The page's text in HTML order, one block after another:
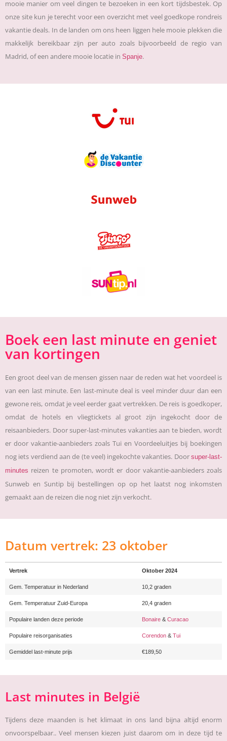
mooie manier om veel dingen te bezoeken in een kort tijdsbestek. Op
onze site kun je terecht voor een overzicht met veel goedkope rondreis
vakantie deals. In de landen om ons heen liggen hele mooie plekken die
makkelijk bereikbaar zijn per auto zoals bijvoorbeeld de regio van
Madrid, of een andere mooie locatie in Spanje.
Boek een last minute en geniet
van kortingen
Een groot deel van de mensen gissen naar de reden wat het voordeel is
van een last minute. Een last-minute deal is veel minder duur dan een
gewone reis, omdat je veel eerder gaat vertrekken. De reis is goedkoper,
omdat de hotels en vliegtickets al groot zijn ingekocht door de
reisaanbieders. Door super-last-minutes vakanties aan te bieden, wordt
er door vakantie-aanbieders zoals Tui en Voordeeluitjes bij boekingen
nog iets verdiend aan de (te veel) ingekochte vakanties. Door super-last-
minutes reizen te promoten, wordt er door vakantie-aanbieders zoals
Sunweb en Suntip bij bestellingen op op het laatst nog inkomsten
gemaakt aan de reizen die nog niet zijn verkocht.
Datum vertrek: 23 oktober
Vertrek Oktober 2024
Gem. Temperatuur in Nederland 10,2 graden
Gem. Temperatuur Zuid-Europa 20,4 graden
Populaire landen deze periode Bonaire & Curacao
Populaire reisorganisaties Corendon & Tui
Gemiddel last-minute prijs €189,50
Last minutes in België
Tijdens deze maanden is het klimaat in ons land bijna altijd enorm
onvoorspelbaar.. Veel mensen kiezen juist daarom om in deze tijd te